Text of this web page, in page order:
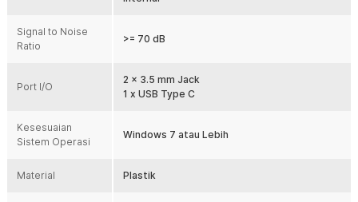
Perekam Suara Stereo Portabel
Untuk mendukung kegiatan perekaman audio Anda berkualitas
bobot yang ringan. Anda dapat memasukkannya ke dalam saku
ataupun membawanya di dalam tas dengan mudah.
Alat perekam ini hadir dengan tiga port, yakni port untuk mikrofon,
headphones dan USB Type C yang tersedia di bagian samping alat
menghubungkan alat perekam dengan berbagai perangkat yang
Signal to Noise
Ratio
>= 70 dB
Port I/O
2 x 3.5 mm Jack
1 x USB Type C
Kesesuaian
Sistem Operasi
Windows 7 atau Lebih
Material Plastik